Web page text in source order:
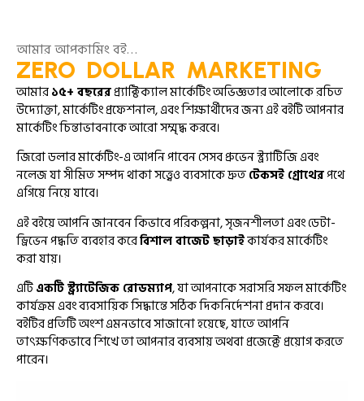
আমার আপকামিং বই…
ZERO DOLLAR MARKETING
আমার১৫+ বছরেরপ্র্যাক্টিক্যাল মার্কেটিং অভিজ্ঞতার আলোকে রচিত
উদ্যোক্তা, মার্কেটিং প্রফেশনাল, এবং শিক্ষার্থীদের জন্য এই বইটি আপনার
মার্কেটিং চিন্তাভাবনাকে আরো সম্মৃদ্ধ করবে।
জিরো ডলার মার্কেটিং-এ আপনি পাবেন সেসব প্রুভেন স্ট্র্যাটিজি এবং
নলেজ যা সীমিত সম্পদ থাকা সত্ত্বেও ব্যবসাকে দ্রুতটেকসই গ্রোথেরপথে
এগিয়ে নিয়ে যাবে।
এই বইয়ে আপনি জানবেন কিভাবে পরিকল্পনা, সৃজনশীলতা এবং ডেটা-
ড্রিভেন পদ্ধতি ব্যবহার করেবিশাল বাজেট ছাড়াইকার্যকর মার্কেটিং
করা যায়।
এটিএকটি স্ট্র্যাটেজিক রোডম্যাপ, যা আপনাকে সরাসরি সফল মার্কেটিং
কার্যক্রম এবং ব্যবসায়িক সিদ্ধান্তে সঠিক দিকনির্দেশনা প্রদান করবে।
বইটির প্রতিটি অংশ এমনভাবে সাজানো হয়েছে, যাতে আপনি
তাৎক্ষণিকভাবে শিখে তা আপনার ব্যবসায় অথবা প্রজেক্টে প্রয়োগ করতে
পারেন।